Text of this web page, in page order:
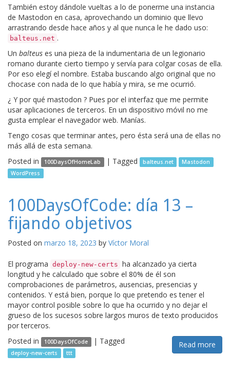
También estoy dándole vueltas a lo de ponerme una instancia
de Mastodon en casa, aprovechando un dominio que llevo
arrastrando desde hace años y al que nunca le he dado uso:
balteus.net .
Un balteus es una pieza de la indumentaria de un legionario
romano durante cierto tiempo y servía para colgar cosas de ella.
Por eso elegí el nombre. Estaba buscando algo original que no
chocase con nada de lo que había y mira, se me ocurrió.
¿ Y por qué mastodon ? Pues por el interfaz que me permite
usar aplicaciones de terceros. En un dispositivo móvil no me
gusta emplear el navegador web. Manías.
Tengo cosas que terminar antes, pero ésta será una de ellas no
más allá de esta semana.
Posted in
100DaysOfHomeLab | Tagged balteus.net
Mastodon
WordPress
100DaysOfCode: día 13 –
fijando objetivos
Posted on marzo 18, 2023 by Víctor Moral
El programa deploy-new-certs ha alcanzado ya cierta
longitud y he calculado que sobre el 80% de él son
comprobaciones de parámetros, ausencias, presencias y
contenidos. Y está bien, porque lo que pretendo es tener el
mayor control posible sobre lo que ha ocurrido y no dejar el
grueso de los sucesos sobre largos muros de texto producidos
por terceros.
Read more
Posted in 100DaysOfCode | Tagged
deploy-new-certs ttt